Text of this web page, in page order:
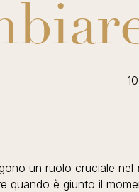
un ruolo cruciale nel
quando è giunto il